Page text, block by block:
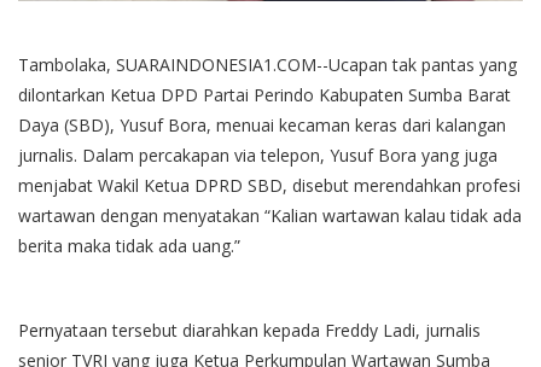
Tambolaka, SUARAINDONESIA1.COM--Ucapan tak pantas yang
dilontarkan Ketua DPD Partai Perindo Kabupaten Sumba Barat
Daya (SBD), Yusuf Bora, menuai kecaman keras dari kalangan
jurnalis. Dalam percakapan via telepon, Yusuf Bora yang juga
menjabat Wakil Ketua DPRD SBD, disebut merendahkan profesi
wartawan dengan menyatakan “Kalian wartawan kalau tidak ada
berita maka tidak ada uang.”
Pernyataan tersebut diarahkan kepada Freddy Ladi, jurnalis
senior TVRI yang juga Ketua Perkumpulan Wartawan Sumba